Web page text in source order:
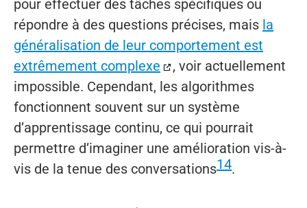
pour effectuer des tâches spécifiques ou
répondre à des questions précises, mais la
généralisation de leur comportement est
extrêmement complexe
, voir actuellement
impossible. Cependant, les algorithmes
fonctionnent souvent sur un système
d’apprentissage continu, ce qui pourrait
permettre d’imaginer une amélioration vis-à-
vis de la tenue des conversations14.